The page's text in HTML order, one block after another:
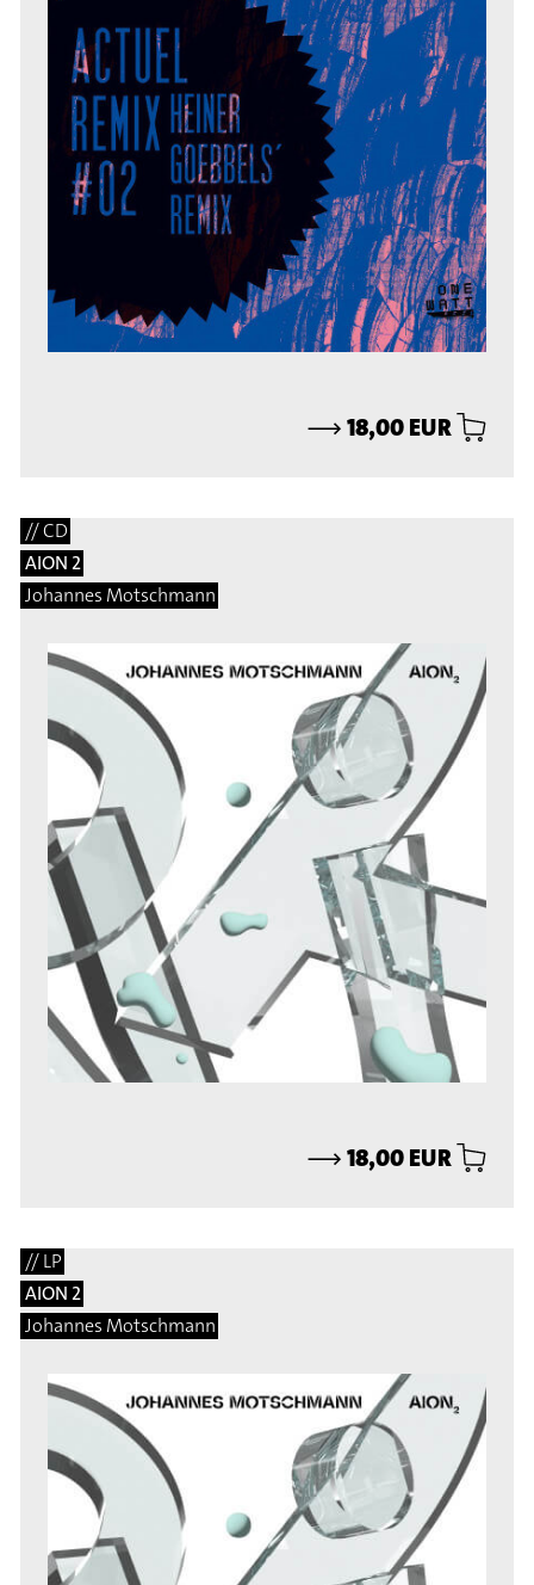
⟶18,00 EUR
// CD
AION 2
Johannes Motschmann
⟶18,00 EUR
// LP
AION 2
Johannes Motschmann